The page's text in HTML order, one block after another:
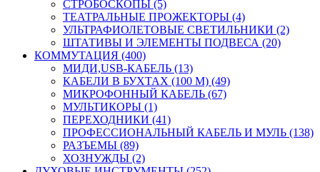
СТРОБОСКОПЫ (5)
ТЕАТРАЛЬНЫЕ ПРОЖЕКТОРЫ (4)
УЛЬТРАФИОЛЕТОВЫЕ СВЕТИЛЬНИКИ (2)
ШТАТИВЫ И ЭЛЕМЕНТЫ ПОДВЕСА (20)
КОММУТАЦИЯ (400)
МИДИ,USB-КАБЕЛЬ (13)
КАБЕЛИ В БУХТАХ (100 М) (49)
МИКРОФОННЫЙ КАБЕЛЬ (67)
МУЛЬТИКОРЫ (1)
ПЕРЕХОДНИКИ (41)
ПРОФЕССИОНАЛЬНЫЙ КАБЕЛЬ И МУЛЬ (138)
РАЗЪЕМЫ (89)
ХОЗНУЖДЫ (2)